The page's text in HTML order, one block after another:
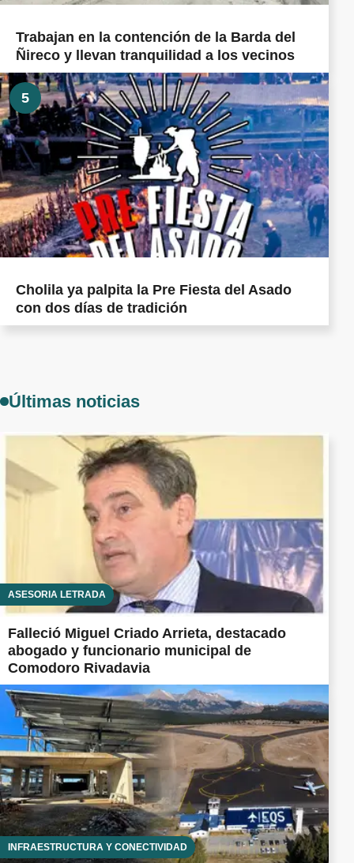
Trabajan en la contención de la Barda del
Ñireco y llevan tranquilidad a los vecinos
5
Cholila ya palpita la Pre Fiesta del Asado
con dos días de tradición
Últimas noticias
ASESORÍA LETRADA
Falleció Miguel Criado Arrieta, destacado
abogado y funcionario municipal de
Comodoro Rivadavia
INFRAESTRUCTURA Y CONECTIVIDAD